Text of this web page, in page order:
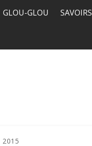
GLOU-GLOU SAVOIRS
2015